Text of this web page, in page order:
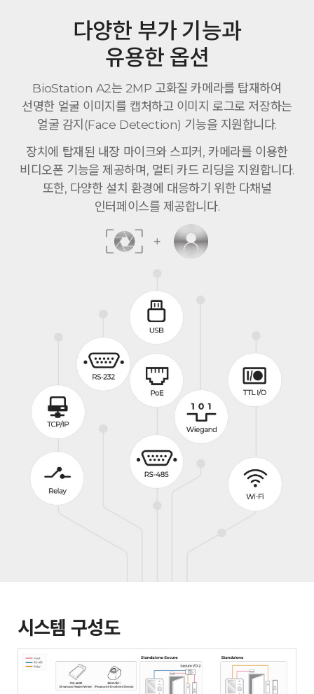
다양한 부가 기능과
유용한 옵션
BioStation A2는 2MP 고화질 카메라를 탑재하여
선명한 얼굴 이미지를 캡처하고 이미지 로그로 저장하는
얼굴 감지(Face Detection) 기능을 지원합니다.
장치에 탑재된 내장 마이크와 스피커, 카메라를 이용한
비디오폰 기능을 제공하며, 멀티 카드 리딩을 지원합니다.
또한, 다양한 설치 환경에 대응하기 위한 다채널
인터페이스를 제공합니다.
시스템 구성도